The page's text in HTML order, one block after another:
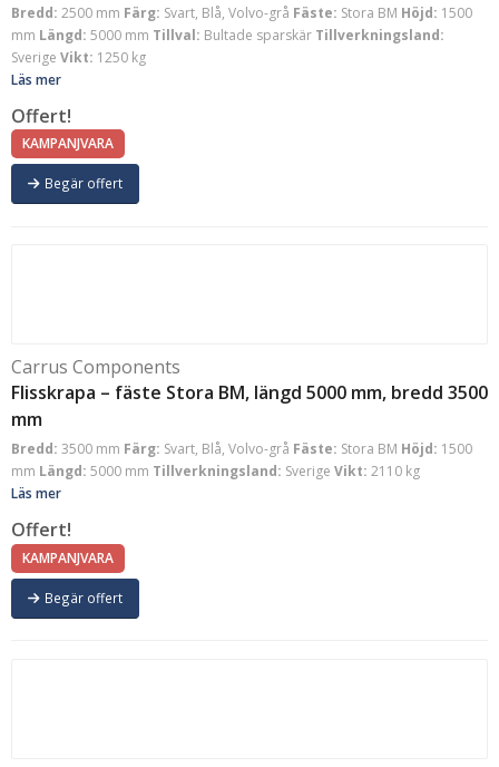
Bredd: 2500 mm Färg: Svart, Blå, Volvo-grå Fäste: Stora BM Höjd: 1500
mm Längd: 5000 mm Tillval: Bultade sparskär Tillverkningsland:
Sverige Vikt: 1250 kg
Läs mer
Offert!
KAMPANJVARA
Begär offert
Carrus Components
Flisskrapa – fäste Stora BM, längd 5000 mm, bredd 3500
mm
Bredd: 3500 mm Färg: Svart, Blå, Volvo-grå Fäste: Stora BM Höjd: 1500
mm Längd: 5000 mm Tillverkningsland: Sverige Vikt: 2110 kg
Läs mer
Offert!
KAMPANJVARA
Begär offert